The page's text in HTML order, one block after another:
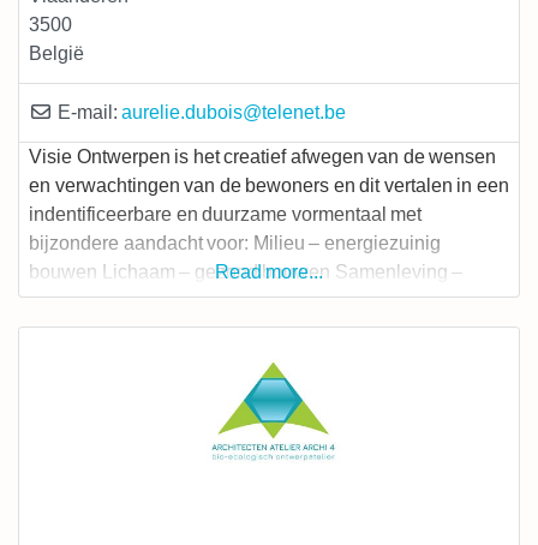
3500
België
E-mail: aurelie.dubois@telenet.be
Visie Ontwerpen is het creatief afwegen van de wensen
en verwachtingen van de bewoners en dit vertalen in een
indentificeerbare en duurzame vormentaal met
bijzondere aandacht voor: Milieu – energiezuinig
bouwen Lichaam – gezond bouwen Samenleving –
sociaalruimtelijke integratie Toekomst – aanpasbaar
bouwen ENERGIEZUINIG Compact bouwen: een zo
groot mogelijk volume met een zo klein mogelijk
buitenoppervlakte Zoneren: de verwarmde ruimtes
Read more...